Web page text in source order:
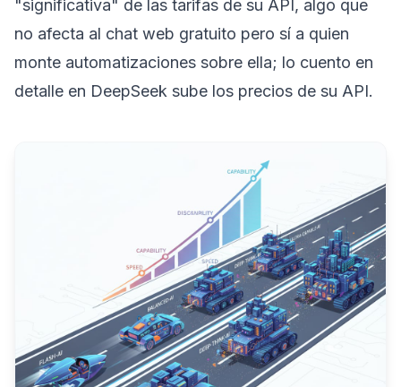
"significativa" de las tarifas de su API, algo que
no afecta al chat web gratuito pero sí a quien
monte automatizaciones sobre ella; lo cuento en
detalle en DeepSeek sube los precios de su API.